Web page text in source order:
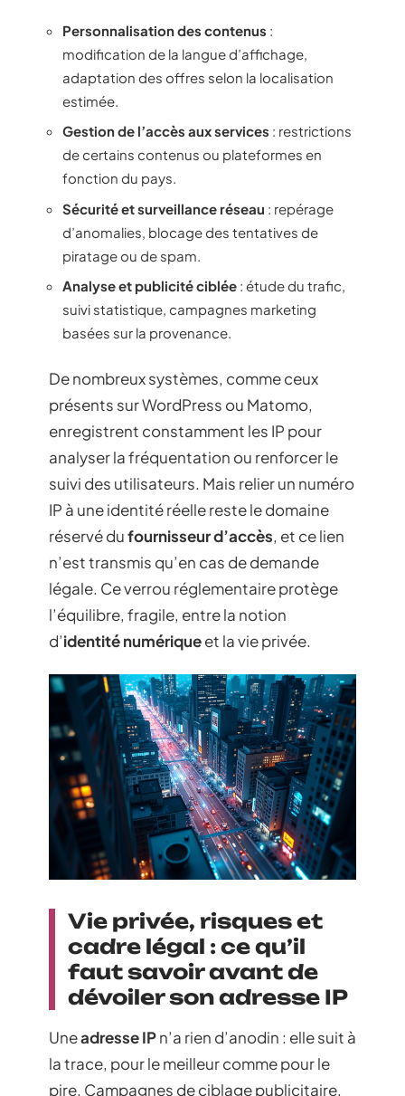
Personnalisation des contenus :
modification de la langue d’affichage,
adaptation des offres selon la localisation
estimée.
Gestion de l’accès aux services : restrictions
de certains contenus ou plateformes en
fonction du pays.
Sécurité et surveillance réseau : repérage
d’anomalies, blocage des tentatives de
piratage ou de spam.
Analyse et publicité ciblée : étude du trafic,
suivi statistique, campagnes marketing
basées sur la provenance.
De nombreux systèmes, comme ceux
présents sur WordPress ou Matomo,
enregistrent constamment les IP pour
analyser la fréquentation ou renforcer le
suivi des utilisateurs. Mais relier un numéro
IP à une identité réelle reste le domaine
réservé dufournisseur d’accès, et ce lien
n’est transmis qu’en cas de demande
légale. Ce verrou réglementaire protège
l’équilibre, fragile, entre la notion
d’identité numériqueet la vie privée.
Vie privée, risques et
cadre légal : ce qu’il
faut savoir avant de
dévoiler son adresse IP
Uneadresse IPn’a rien d’anodin : elle suit à
la trace, pour le meilleur comme pour le
pire. Campagnes de ciblage publicitaire,